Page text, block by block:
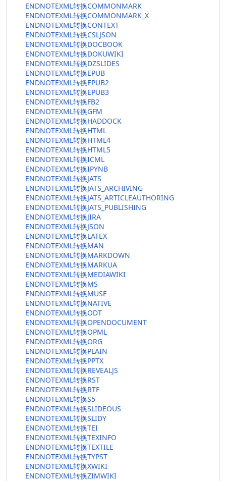
ENDNOTEXML转换COMMONMARK
ENDNOTEXML转换COMMONMARK_X
ENDNOTEXML转换CONTEXT
ENDNOTEXML转换CSLJSON
ENDNOTEXML转换DOCBOOK
ENDNOTEXML转换DOKUWIKI
ENDNOTEXML转换DZSLIDES
ENDNOTEXML转换EPUB
ENDNOTEXML转换EPUB2
ENDNOTEXML转换EPUB3
ENDNOTEXML转换FB2
ENDNOTEXML转换GFM
ENDNOTEXML转换HADDOCK
ENDNOTEXML转换HTML
ENDNOTEXML转换HTML4
ENDNOTEXML转换HTML5
ENDNOTEXML转换ICML
ENDNOTEXML转换IPYNB
ENDNOTEXML转换JATS
ENDNOTEXML转换JATS_ARCHIVING
ENDNOTEXML转换JATS_ARTICLEAUTHORING
ENDNOTEXML转换JATS_PUBLISHING
ENDNOTEXML转换JIRA
ENDNOTEXML转换JSON
ENDNOTEXML转换LATEX
ENDNOTEXML转换MAN
ENDNOTEXML转换MARKDOWN
ENDNOTEXML转换MARKUA
ENDNOTEXML转换MEDIAWIKI
ENDNOTEXML转换MS
ENDNOTEXML转换MUSE
ENDNOTEXML转换NATIVE
ENDNOTEXML转换ODT
ENDNOTEXML转换OPENDOCUMENT
ENDNOTEXML转换OPML
ENDNOTEXML转换ORG
ENDNOTEXML转换PLAIN
ENDNOTEXML转换PPTX
ENDNOTEXML转换REVEALJS
ENDNOTEXML转换RST
ENDNOTEXML转换RTF
ENDNOTEXML转换S5
ENDNOTEXML转换SLIDEOUS
ENDNOTEXML转换SLIDY
ENDNOTEXML转换TEI
ENDNOTEXML转换TEXINFO
ENDNOTEXML转换TEXTILE
ENDNOTEXML转换TYPST
ENDNOTEXML转换XWIKI
ENDNOTEXML转换ZIMWIKI